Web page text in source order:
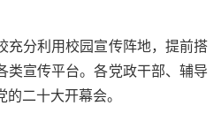
分利用校园宣传阵地，提前搭
类宣传平台。各党政干部、辅导
二十大开幕会。